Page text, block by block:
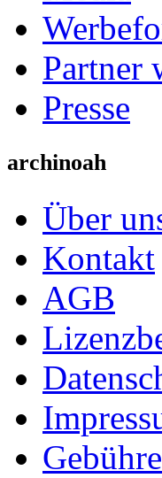
Partner
Presse
archinoah
Über
Kontakt
AGB